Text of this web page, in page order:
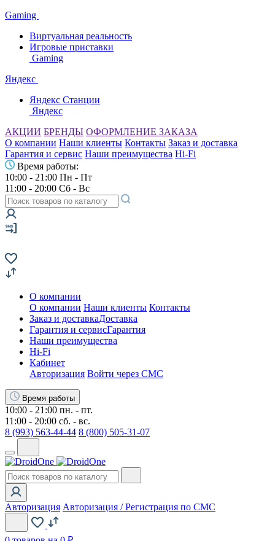
Gaming
Виртуальная реальность
Игровые приставки
Gaming
Яндекс
Яндекс Станции
Яндекс
АКЦИИ БРЕНДЫ ОФОРМЛЕНИЕ ЗАКАЗА
О компании Наши клиенты Контакты Заказ и доставка
Гарантия и сервис Наши преимущества Hi-Fi
Время работы:
10:00 - 21:00 Пн - Пт
11:00 - 20:00 Сб - Вс
О компании
О компании Наши клиенты Контакты
Заказ и доставкаДоставка
Гарантия и сервисГарантия
Наши преимущества
Hi-Fi
Кабинет
Авторизация Войти через СМС
Время работы
10:00 - 21:00 пн. - пт.
11:00 - 20:00 сб. - вс.
8 (993) 563-44-44 8 (800) 505-31-07
Авторизация Авторизация / Регистрация по СМС